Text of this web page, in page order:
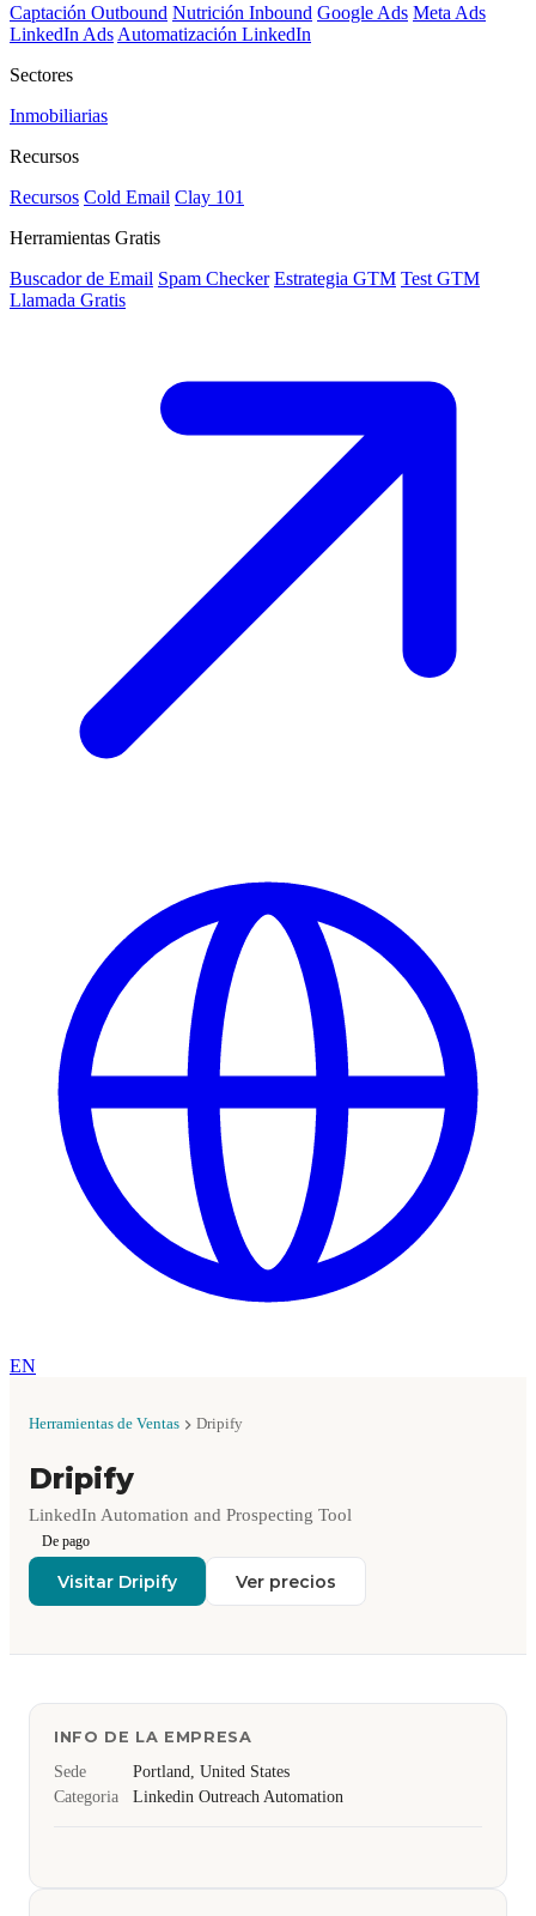
Captación Outbound Nutrición Inbound Google Ads Meta Ads
LinkedIn Ads Automatización LinkedIn
Sectores
Inmobiliarias
Recursos
Recursos Cold Email Clay 101
Herramientas Gratis
Buscador de Email Spam Checker Estrategia GTM Test GTM
Llamada Gratis
EN
Herramientas de Ventas Dripify
Dripify
LinkedIn Automation and Prospecting Tool
De pago
Visitar Dripify Ver precios
INFO DE LA EMPRESA
Sede
Portland, United States
Categoria
Linkedin Outreach Automation